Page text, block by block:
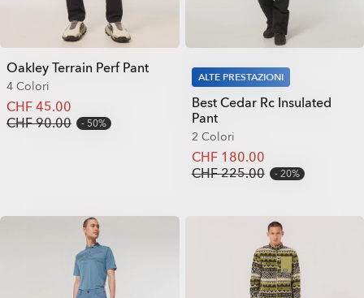
Oakley Terrain Perf Pant
4 Colori
CHF 45.00
CHF 90.00
50%
ALTE PRESTAZIONI
Best Cedar Rc Insulated
Pant
2 Colori
CHF 180.00
CHF 225.00
20%